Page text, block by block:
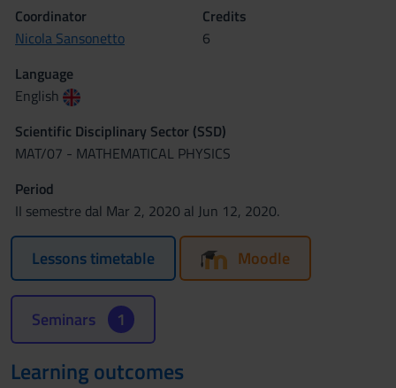
Coordinator
Nicola Sansonetto
Credits
6
Language
English
Scientific Disciplinary Sector (SSD)
MAT/07 - MATHEMATICAL PHYSICS
Period
II semestre dal Mar 2, 2020 al Jun 12, 2020.
Lessons timetable Moodle
Seminars 1
Learning outcomes